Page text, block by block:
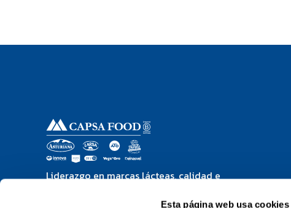
Esta página web usa cookies
Liderazgo en marcas lácteas, calidad e